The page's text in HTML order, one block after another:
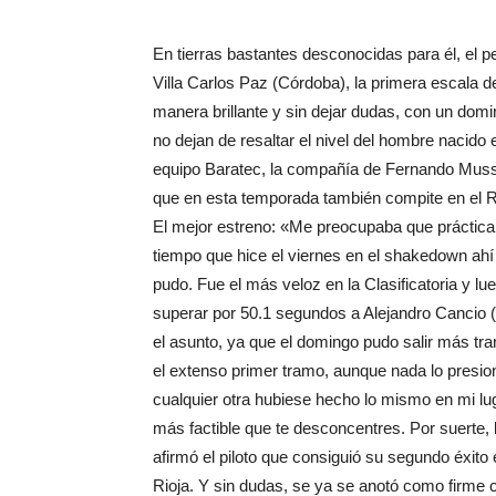
En tierras bastantes desconocidas para él, el
Villa Carlos Paz (Córdoba), la primera escala
manera brillante y sin dejar dudas, con un
no dejan de resaltar el nivel del hombre
equipo Baratec, la compañía de Fernando
que en esta temporada también compite en el
El mejor estreno: «Me preocupaba que
tiempo que hice el viernes en el shakedown
pudo. Fue el más veloz en la Clasificatoria y
superar por 50.1 segundos a Alejandro
el asunto, ya que el domingo pudo salir más
el extenso primer tramo, aunque nada lo
cualquier otra hubiese hecho lo mismo en mi
más factible que te desconcentres. Por
afirmó el piloto que consiguió su segundo
Rioja. Y sin dudas, se ya se anotó como